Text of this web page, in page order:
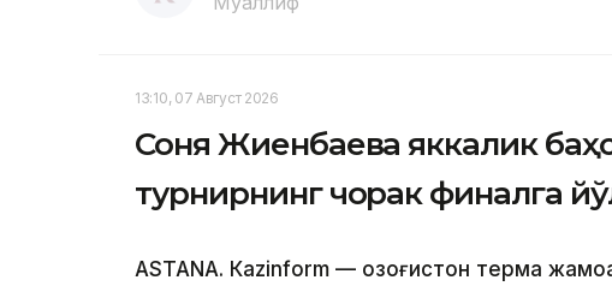
13:10, 07 Август 2026
Соня Жиенбаева яккалик
турнирнинг чорак финалга
ASTANА. Кazinform — Қозоғистон терма